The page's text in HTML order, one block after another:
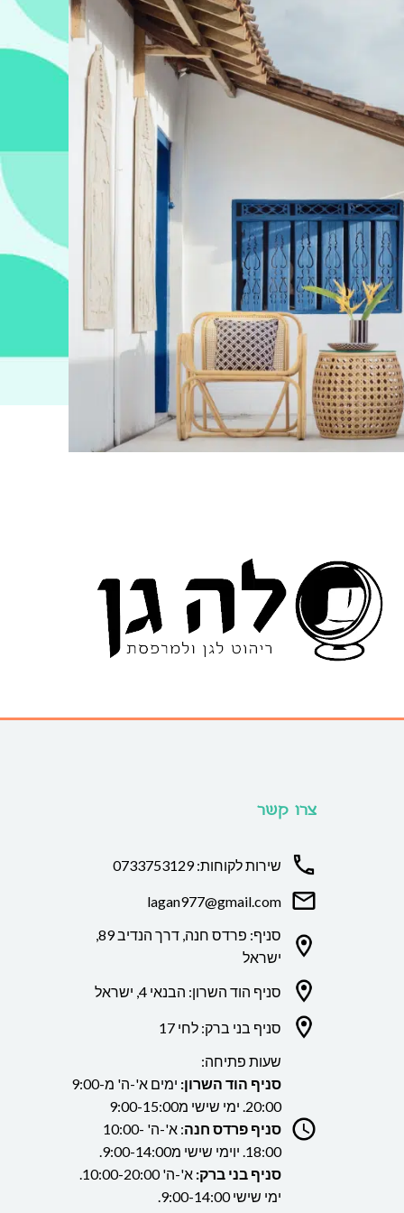
צרו קשר
שירות לקוחות: 0733753129
lagan977@gmail.com
סניף: פרדס חנה, דרך הנדיב 89,
ישראל
סניף הוד השרון: הבנאי 4, ישראל
סניף בני ברק: לחי 17
שעות פתיחה:
סניף הוד השרון:
ימים א'-ה' מ9:00-
20:00. ימי שישי מ9:00-15:00
סניף פרדס חנה
: א'-ה' 10:00-
18:00. יוימי שישי מ9:00-14:00.
סניף בני ברק:
א'-ה' 10:00-20:00.
ימי שישי 9:00-14:00.